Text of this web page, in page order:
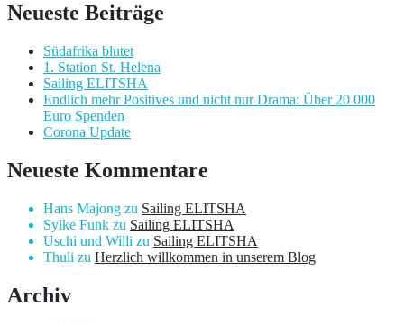
Neueste Beiträge
Südafrika blutet
1. Station St. Helena
Sailing ELITSHA
Endlich mehr Positives und nicht nur Drama: Über 20 000
Euro Spenden
Corona Update
Neueste Kommentare
Hans Majong zu Sailing ELITSHA
Sylke Funk zu Sailing ELITSHA
Uschi und Willi zu Sailing ELITSHA
Thuli zu Herzlich willkommen in unserem Blog
Archiv